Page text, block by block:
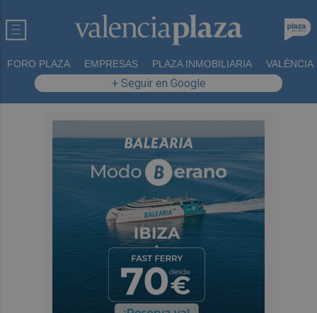
FORO PLAZA EMPRESAS PLAZA INMOBILIARIA VALÈNCIA
+ Seguir en Google